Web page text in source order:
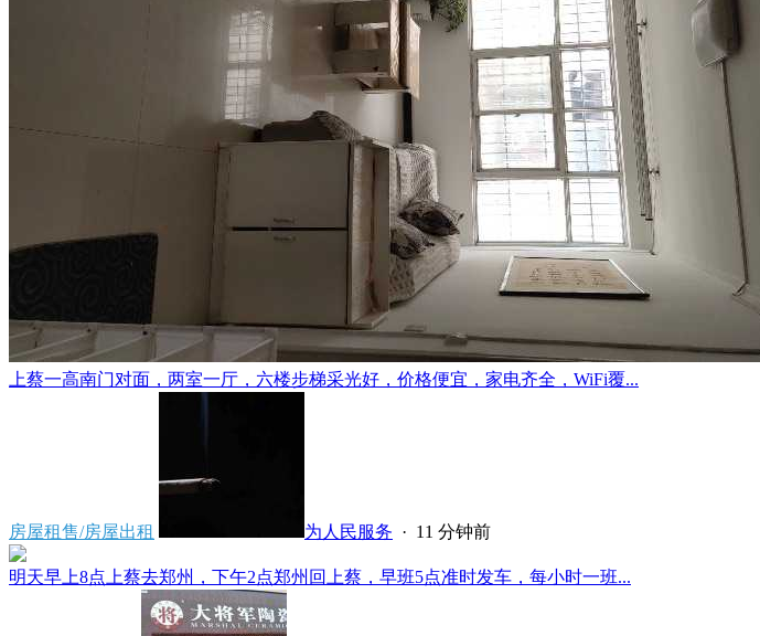
上蔡一高南门对面，两室一厅，六楼步梯采光好，价格便宜，家电齐全，WiFi覆...
房屋租售/房屋出租 为人民服务 · 11 分钟前
明天早上8点上蔡去郑州，下午2点郑州回上蔡，早班5点准时发车，每小时一班...